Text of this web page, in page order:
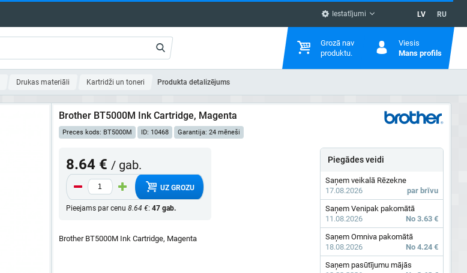
Iestatījumi LV RU
Grozā nav
produktu.
Viesis
Mans profils
Drukas materiāli Kartridži un toneri Produkta detalizējums
Brother BT5000M Ink Cartridge, Magenta
Preces kods: BT5000M ID: 10468 Garantija: 24 mēneši
8.64 € / gab.
UZ GROZU
Pieejams par cenu 8.64 €: 47 gab.
Brother BT5000M Ink Cartridge, Magenta
Piegādes veidi
Saņem veikalā Rēzekne
17.08.2026
par brīvu
Saņem Venipak pakomātā
11.08.2026
No 3.63 €
Saņem Omniva pakomātā
18.08.2026
No 4.24 €
Saņem pasūtījumu mājās